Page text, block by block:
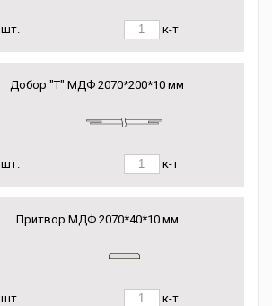
шт. к-т
Добор "Т" МДФ 2070*200*10 мм
шт. к-т
Притвор МДФ 2070*40*10 мм
шт. к-т